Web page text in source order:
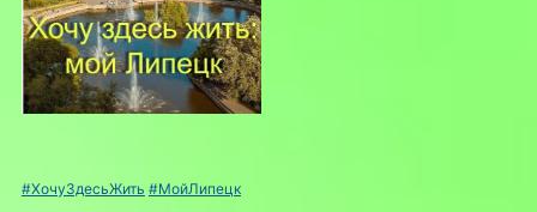
#ХочуЗдесьЖить #МойЛипецк